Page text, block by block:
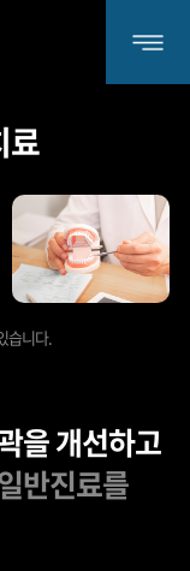
료
습니다.
을개선하고
반진료를